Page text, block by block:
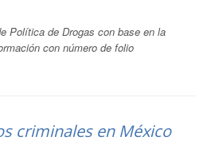
Política de Drogas con base en la
con número de folio
criminales en México